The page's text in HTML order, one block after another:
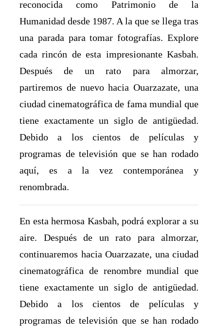
reconocida como Patrimonio de la
Humanidad desde 1987. A la que se llega tras
una parada para tomar fotografías. Explore
cada rincón de esta impresionante Kasbah.
Después de un rato para almorzar,
partiremos de nuevo hacia Ouarzazate, una
ciudad cinematográfica de fama mundial que
tiene exactamente un siglo de antigüedad.
Debido a los cientos de películas y
programas de televisión que se han rodado
aquí, es a la vez contemporánea y
renombrada.
En esta hermosa Kasbah, podrá explorar a su
aire. Después de un rato para almorzar,
continuaremos hacia Ouarzazate, una ciudad
cinematográfica de renombre mundial que
tiene exactamente un siglo de antigüedad.
Debido a los cientos de películas y
programas de televisión que se han rodado